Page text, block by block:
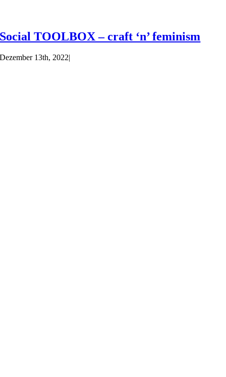
Social TOOLBOX – craft ‘n’ feminism
Dezember 13th, 2022|